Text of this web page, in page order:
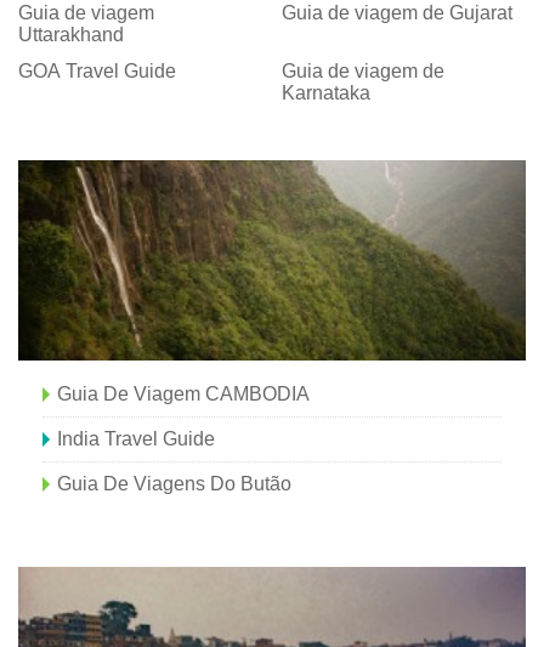
Guia de viagem
Uttarakhand
Guia de viagem de Gujarat
GOA Travel Guide
Guia de viagem de
Karnataka
Guia De Viagem CAMBODIA
India Travel Guide
Guia De Viagens Do Butão